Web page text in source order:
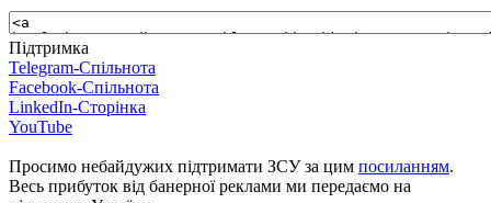
Підтримка
Telegram-Спільнота
Facebook-Спільнота
LinkedIn-Сторінка
YouTube
Просимо небайдужих підтримати ЗСУ за цим посиланням.
Весь прибуток від банерної реклами ми передаємо на